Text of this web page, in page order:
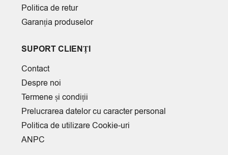
Politica de retur
Garanția produselor
SUPORT CLIENȚI
Contact
Despre noi
Termene și condiții
Prelucrarea datelor cu caracter personal
Politica de utilizare Cookie-uri
ANPC